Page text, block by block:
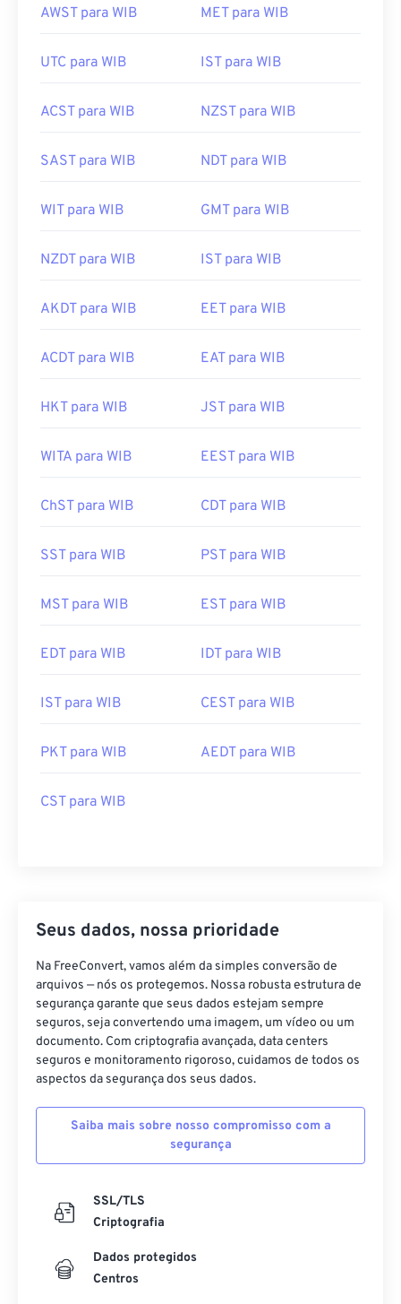
AWST para WIB MET para WIB
UTC para WIB IST para WIB
ACST para WIB NZST para WIB
SAST para WIB NDT para WIB
WIT para WIB GMT para WIB
NZDT para WIB IST para WIB
AKDT para WIB EET para WIB
ACDT para WIB EAT para WIB
HKT para WIB JST para WIB
WITA para WIB EEST para WIB
ChST para WIB CDT para WIB
SST para WIB PST para WIB
MST para WIB EST para WIB
EDT para WIB IDT para WIB
IST para WIB CEST para WIB
PKT para WIB AEDT para WIB
CST para WIB
Seus dados, nossa prioridade
Na FreeConvert, vamos além da simples conversão de
arquivos — nós os protegemos. Nossa robusta estrutura de
segurança garante que seus dados estejam sempre
seguros, seja convertendo uma imagem, um vídeo ou um
documento. Com criptografia avançada, data centers
seguros e monitoramento rigoroso, cuidamos de todos os
aspectos da segurança dos seus dados.
Saiba mais sobre nosso compromisso com a
segurança
SSL/TLS
Criptografia
Dados protegidos
Centros